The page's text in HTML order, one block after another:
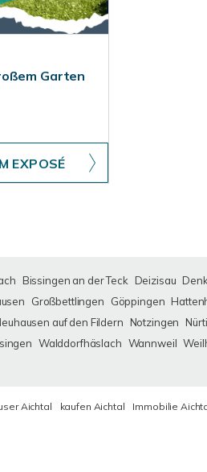
Garten
EXPOSÉ
Bissingen an der Teck Deizisau
Großbettlingen Göppingen
auf den Fildern Notzingen
Walddorfhäslach Wannweil
Aichtal kaufen Aichtal Immobilie